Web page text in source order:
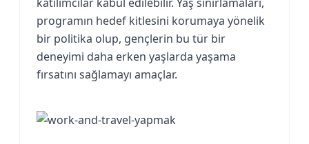
programın hedef kitlesini korumaya yönelik
bir politika olup, gençlerin bu tür bir
deneyimi daha erken yaşlarda yaşama
fırsatını sağlamayı amaçlar.